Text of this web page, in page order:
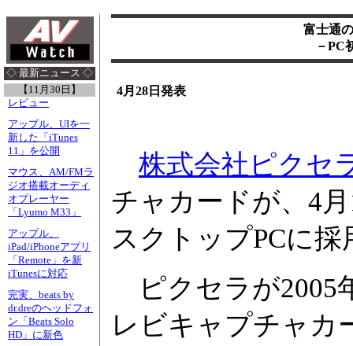
◇ 最新ニュース ◇
【11月30日】
レビュー
アップル、UIを一
新した「iTunes
11」を公開
マウス、AM/FMラ
ジオ搭載オーディ
オプレーヤー
「Lyumo M33」
アップル、
iPad/iPhoneアプリ
「Remote」を新
iTunesに対応
完実、beats by
dr.dreのヘッドフォ
ン「Beats Solo
HD」に新色
富士通
－PC
4月28日発表
株式会社ピクセ
チャカードが、4
スクトップPCに
ピクセラが2005
レビキャプチャカ